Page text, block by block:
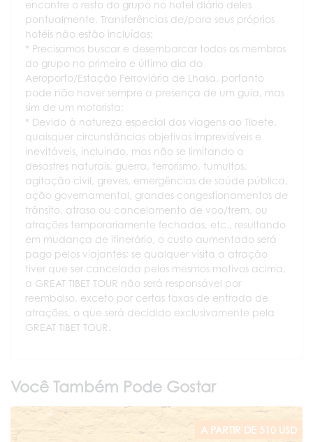
encontre o resto do grupo no hotel diário deles
pontualmente. Transferências de/para seus próprios
hotéis não estão incluídas;
* Precisamos buscar e desembarcar todos os membros
do grupo no primeiro e último dia do
Aeroporto/Estação Ferroviária de Lhasa, portanto
pode não haver sempre a presença de um guia, mas
sim de um motorista;
* Devido à natureza especial das viagens ao Tibete,
quaisquer circunstâncias objetivas imprevisíveis e
inevitáveis, incluindo, mas não se limitando a
desastres naturais, guerra, terrorismo, tumultos,
agitação civil, greves, emergências de saúde pública,
ação governamental, grandes congestionamentos de
trânsito, atraso ou cancelamento de voo/trem, ou
atrações temporariamente fechadas, etc., resultando
em mudança de itinerário, o custo aumentado será
pago pelos viajantes; se qualquer visita a atração
tiver que ser cancelada pelos mesmos motivos acima,
a GREAT TIBET TOUR não será responsável por
reembolso, exceto por certas taxas de entrada de
atrações, o que será decidido exclusivamente pela
GREAT TIBET TOUR.
Você Também Pode Gostar
A PARTIR DE 510 USD